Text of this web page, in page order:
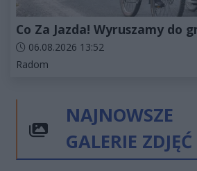
Co Za Jazda! Wyruszamy do
Data dodania artykułu:
06.08.2026 13:52
Kategorie artykułu:
Radom
NAJNOWSZE
GALERIE ZDJĘĆ